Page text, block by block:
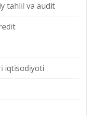
tahlil va audit
iqtisodiyoti